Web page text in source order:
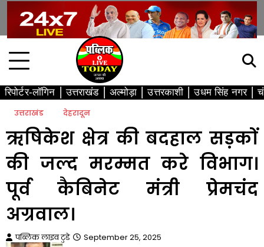
content
रिपोर्टर-लॉगिन उत्तराखंड अल्मोड़ा उत्तरकाशी उधम सिंह नगर
उत्तराखंड देहरादून
ऋषिकेश क्षेत्र की बदहाल सड़कों
की जल्द मरम्मत करे विभाग।
पूर्व कैबिनेट मंत्री प्रेमचंद
अग्रवाल।
पब्लिक लाइव टुडे September 25, 2025